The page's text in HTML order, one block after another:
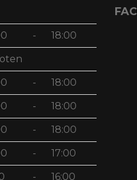
- 18:00
- 18:00
- 18:00
- 18:00
- 17:00
- 16:00